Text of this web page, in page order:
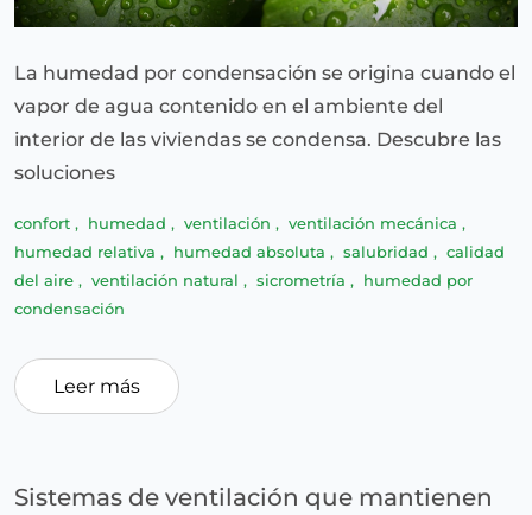
La humedad por condensación se origina cuando el
vapor de agua contenido en el ambiente del
interior de las viviendas se condensa. Descubre las
soluciones
confort , humedad , ventilación , ventilación mecánica ,
humedad relativa , humedad absoluta , salubridad , calidad
del aire , ventilación natural , sicrometría , humedad por
condensación
Leer más
Sistemas de ventilación que mantienen